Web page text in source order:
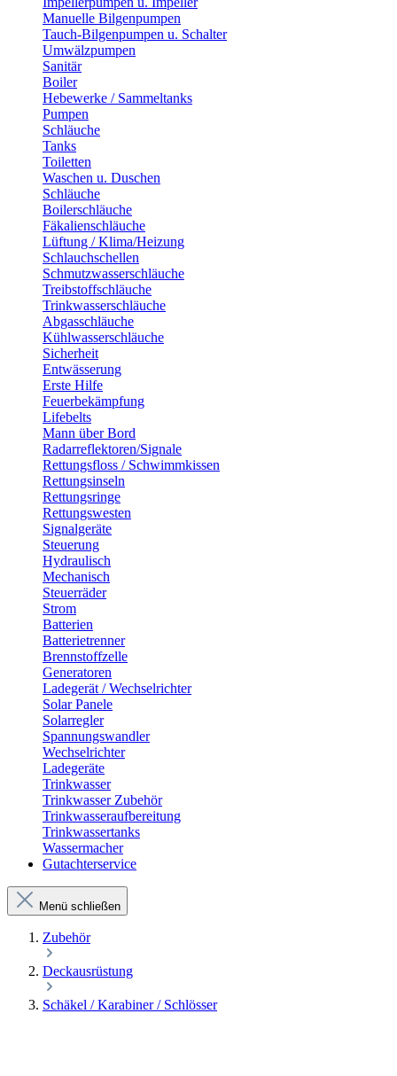
Manuelle Bilgenpumpen
Tauch-Bilgenpumpen u. Schalter
Umwälzpumpen
Sanitär
Boiler
Hebewerke / Sammeltanks
Pumpen
Schläuche
Tanks
Toiletten
Waschen u. Duschen
Schläuche
Boilerschläuche
Fäkalienschläuche
Lüftung / Klima/Heizung
Schlauchschellen
Schmutzwasserschläuche
Treibstoffschläuche
Trinkwasserschläuche
Abgasschläuche
Kühlwasserschläuche
Sicherheit
Entwässerung
Erste Hilfe
Feuerbekämpfung
Lifebelts
Mann über Bord
Radarreflektoren/Signale
Rettungsfloss / Schwimmkissen
Rettungsinseln
Rettungsringe
Rettungswesten
Signalgeräte
Steuerung
Hydraulisch
Mechanisch
Steuerräder
Strom
Batterien
Batterietrenner
Brennstoffzelle
Generatoren
Ladegerät / Wechselrichter
Solar Panele
Solarregler
Spannungswandler
Wechselrichter
Ladegeräte
Trinkwasser
Trinkwasser Zubehör
Trinkwasseraufbereitung
Trinkwassertanks
Wassermacher
Gutachterservice
Menü schließen
Zubehör
Deckausrüstung
Schäkel / Karabiner / Schlösser